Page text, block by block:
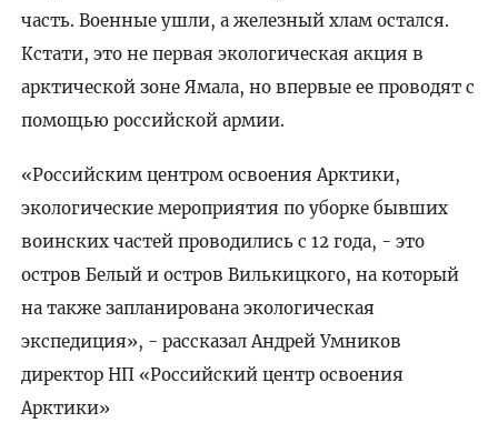
часть. Военные ушли, а железный хлам остался.
Кстати, это не первая экологическая акция в
арктической зоне Ямала, но впервые ее проводят с
помощью российской армии.
«Российским центром освоения Арктики,
экологические мероприятия по уборке бывших
воинских частей проводились с 12 года, - это
остров Белый и остров Вилькицкого, на который
на также запланирована экологическая
экспедиция», - рассказал Андрей Умников
директор НП «Российский центр освоения
Арктики»